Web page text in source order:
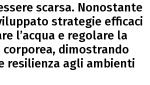
scarsa. Nonostante
strategie efficaci
l’acqua e regolare la
dimostrando
resilienza agli ambienti